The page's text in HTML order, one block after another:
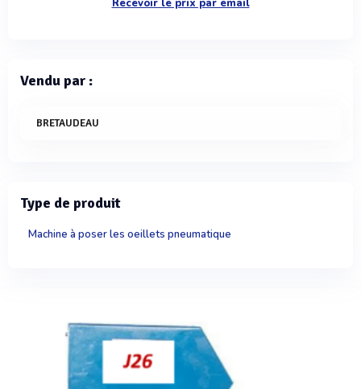
Recevoir le prix par email
Vendu par :
BRETAUDEAU
Type de produit
Machine à poser les oeillets pneumatique